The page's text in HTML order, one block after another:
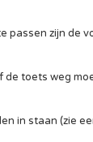
passen zijn de
toets weg
in staan (zie